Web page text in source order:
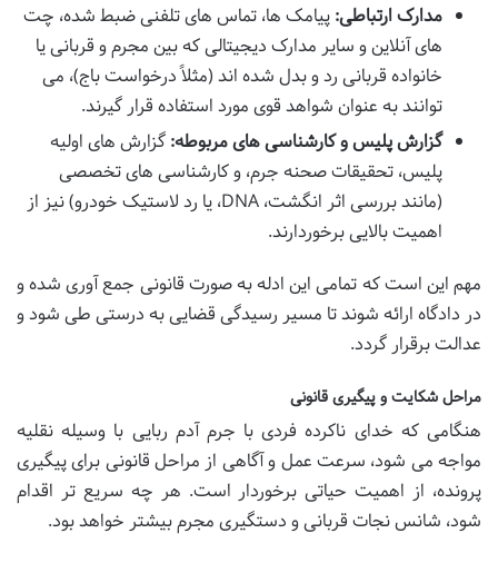
مدارک ارتباطی: پیامک ها، تماس های تلفنی ضبط شده، چت
های آنلاین و سایر مدارک دیجیتالی که بین مجرم و قربانی یا
خانواده قربانی رد و بدل شده اند (مثلاً درخواست باج)، می
توانند به عنوان شواهد قوی مورد استفاده قرار گیرند.
گزارش پلیس و کارشناسی های مربوطه: گزارش های اولیه
پلیس، تحقیقات صحنه جرم، و کارشناسی های تخصصی
(مانند بررسی اثر انگشت، DNA، یا رد لاستیک خودرو) نیز از
اهمیت بالایی برخوردارند.
مهم این است که تمامی این ادله به صورت قانونی جمع آوری شده و
در دادگاه ارائه شوند تا مسیر رسیدگی قضایی به درستی طی شود و
عدالت برقرار گردد.
مراحل شکایت و پیگیری قانونی
هنگامی که خدای ناکرده فردی با جرم آدم ربایی با وسیله نقلیه
مواجه می شود، سرعت عمل و آگاهی از مراحل قانونی برای پیگیری
پرونده، از اهمیت حیاتی برخوردار است. هر چه سریع تر اقدام
شود، شانس نجات قربانی و دستگیری مجرم بیشتر خواهد بود.